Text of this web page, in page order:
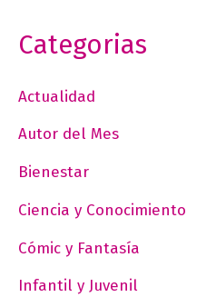
Categorias
Actualidad
Autor del Mes
Bienestar
Ciencia y Conocimiento
Cómic y Fantasía
Infantil y Juvenil